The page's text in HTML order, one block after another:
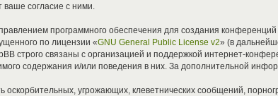
согласие с ними.
программного обеспечения для создания
по лицензии «GNU General Public License v2» (в
строго связаны с организацией и поддержкой интернет-
содержания и/или поведения в них. За дополнительной
оскорбительных, угрожающих, клеветнических сообщений,